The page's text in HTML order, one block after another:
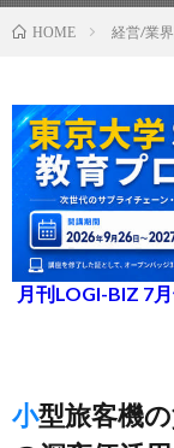
HOME 経営/業
月刊LOGI-BIZ 7
小型旅客機の貨物スペースや貨貨物専用機